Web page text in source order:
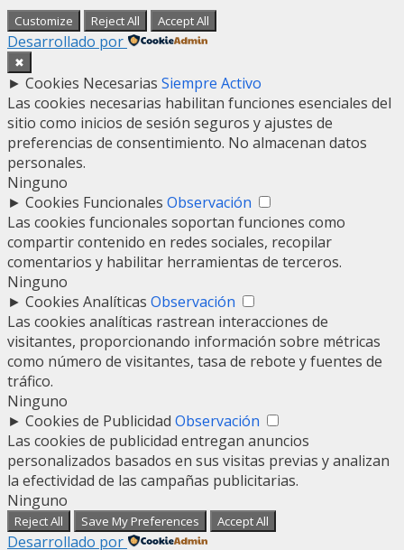
Customize Reject All Accept All
Desarrollado por
✖
► Cookies Necesarias Siempre Activo
Las cookies necesarias habilitan funciones esenciales del
sitio como inicios de sesión seguros y ajustes de
preferencias de consentimiento. No almacenan datos
personales.
Ninguno
► Cookies Funcionales Observación
Las cookies funcionales soportan funciones como
compartir contenido en redes sociales, recopilar
comentarios y habilitar herramientas de terceros.
Ninguno
► Cookies Analíticas Observación
Las cookies analíticas rastrean interacciones de
visitantes, proporcionando información sobre métricas
como número de visitantes, tasa de rebote y fuentes de
tráfico.
Ninguno
► Cookies de Publicidad Observación
Las cookies de publicidad entregan anuncios
personalizados basados en sus visitas previas y analizan
la efectividad de las campañas publicitarias.
Ninguno
Reject All Save My Preferences Accept All
Desarrollado por